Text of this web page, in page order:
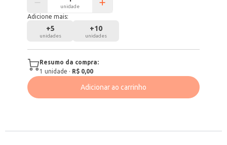
unidade
Adicione mais:
+5
unidades
+10
unidades
Resumo da compra:
1 unidade · R$ 0,00
Adicionar ao carrinho